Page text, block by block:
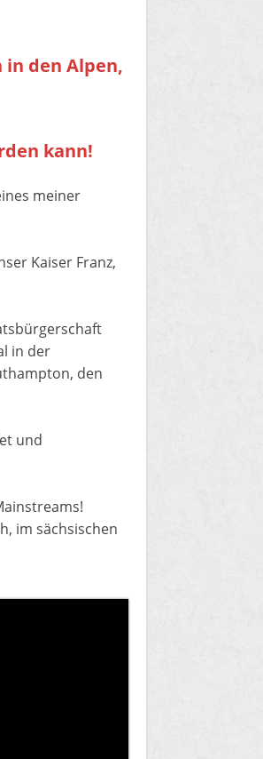
in den Alpen,
kann!
meiner
Kaiser Franz,
in der
den
und
im sächsischen